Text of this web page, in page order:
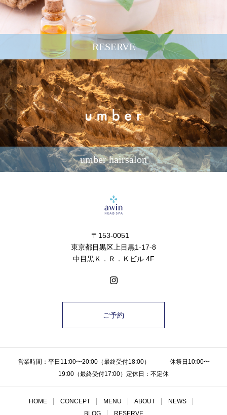
RESERVE
umber hairsalon
〒153-0051
東京都目黒区上目黒1-17-8
中目黒Ｋ．Ｒ．Ｋビル 4F
ご予約
営業時間：平日11:00〜20:00（最終受付18:00） 休祭日10:00〜
19:00（最終受付17:00）定休日：不定休
HOME CONCEPT MENU ABOUT
NEWS
BLOG
RESERVE